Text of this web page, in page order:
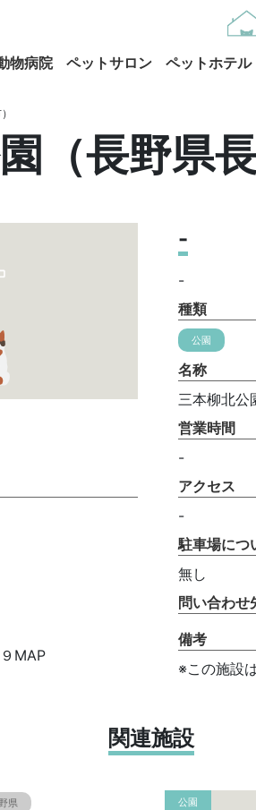
物病院 ペットサロン ペットホテル
（長野県長
-
-
種類
公園
名称
三本柳北公
営業時間
-
MAP
アクセス
-
駐車場につ
無し
問い合わせ
備考
※この施設
関連施設
県 公園